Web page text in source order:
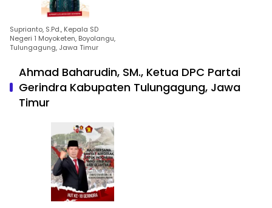
Suprianto, S.Pd., Kepala SD
Negeri 1 Moyoketen, Boyolangu,
Tulungagung, Jawa Timur
Ahmad Baharudin, SM., Ketua DPC Partai
Gerindra Kabupaten Tulungagung, Jawa
Timur